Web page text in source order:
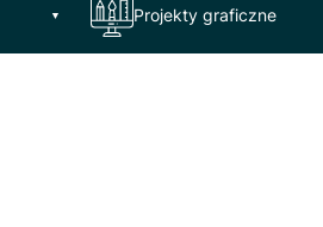
▼ Projekty graficzne